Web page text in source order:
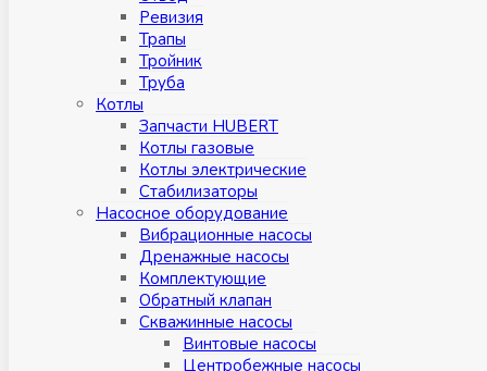
Ревизия
Трапы
Тройник
Труба
Котлы
Запчасти HUBERT
Котлы газовые
Котлы электрические
Стабилизаторы
Насосное оборудование
Вибрационные насосы
Дренажные насосы
Комплектующие
Обратный клапан
Скважинные насосы
Винтовые насосы
Центробежные насосы